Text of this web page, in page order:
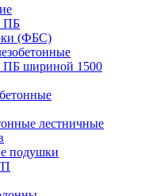
ПБ
(ФБС)
ПБ шириной 1500
лестничные
подушки